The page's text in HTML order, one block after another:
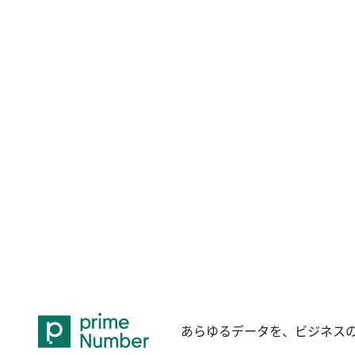
あらゆるデータを、ビジネス